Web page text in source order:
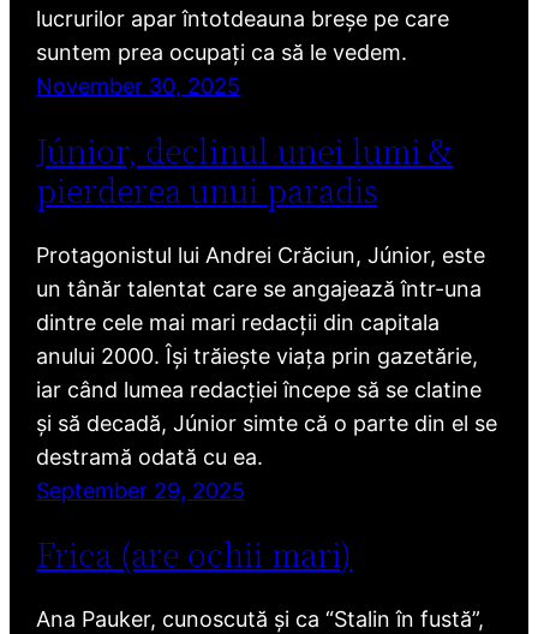
lucrurilor apar întotdeauna breșe pe care
suntem prea ocupați ca să le vedem.
November 30, 2025
Júnior, declinul unei lumi &
pierderea unui paradis
Protagonistul lui Andrei Crăciun, Júnior, este
un tânăr talentat care se angajează într-una
dintre cele mai mari redacții din capitala
anului 2000. Își trăiește viața prin gazetărie,
iar când lumea redacției începe să se clatine
și să decadă, Júnior simte că o parte din el se
destramă odată cu ea.
September 29, 2025
Frica (are ochii mari)
Ana Pauker, cunoscută și ca “Stalin în fustă”,